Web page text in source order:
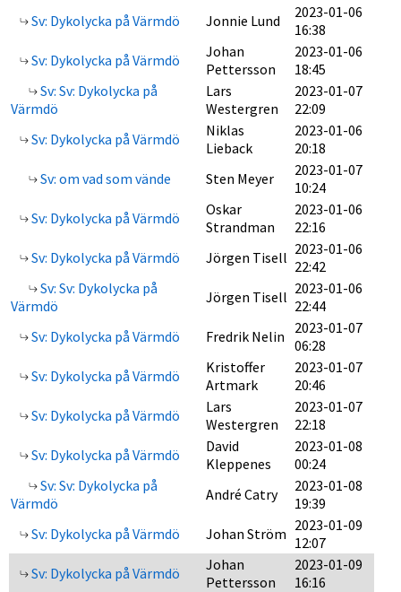
Sv: Dykolycka på Värmdö
Jonnie Lund
2023-01-06
16:38
Sv: Dykolycka på Värmdö
Johan
Pettersson
2023-01-06
18:45
Sv: Sv: Dykolycka på
Värmdö
Lars
Westergren
2023-01-07
22:09
Sv: Dykolycka på Värmdö
Niklas
Lieback
2023-01-06
20:18
Sv: om vad som vände
Sten Meyer
2023-01-07
10:24
Sv: Dykolycka på Värmdö
Oskar
Strandman
2023-01-06
22:16
Sv: Dykolycka på Värmdö
Jörgen Tisell 2023-01-06
22:42
Sv: Sv: Dykolycka på
Värmdö
Jörgen Tisell 2023-01-06
22:44
Sv: Dykolycka på Värmdö
Fredrik Nelin
2023-01-07
06:28
Sv: Dykolycka på Värmdö
Kristoffer
Artmark
2023-01-07
20:46
Sv: Dykolycka på Värmdö
Lars
Westergren
2023-01-07
22:18
Sv: Dykolycka på Värmdö
David
Kleppenes
2023-01-08
00:24
Sv: Sv: Dykolycka på
Värmdö
André Catry
2023-01-08
19:39
Sv: Dykolycka på Värmdö
Johan Ström 2023-01-09
12:07
Sv: Dykolycka på Värmdö
Johan
Pettersson
2023-01-09
16:16